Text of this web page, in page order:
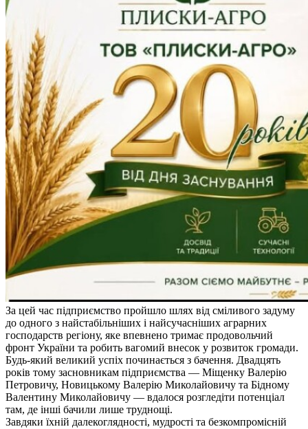
За цей час підприємство пройшло шлях від сміливого задуму
до одного з найстабільніших і найсучасніших аграрних
господарств регіону, яке впевнено тримає продовольчий
фронт України та робить вагомий внесок у розвиток громади.
Будь-який великий успіх починається з бачення. Двадцять
років тому засновникам підприємства — Міщенку Валерію
Петровичу, Новицькому Валерію Миколайовичу та Бідному
Валентину Миколайовичу — вдалося розгледіти потенціал
там, де інші бачили лише труднощі.
Завдяки їхній далекоглядності, мудрості та безкомпромісній